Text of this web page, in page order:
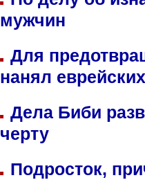
мужчин
Для
нанял
Дела Биби
черту
Подросток,